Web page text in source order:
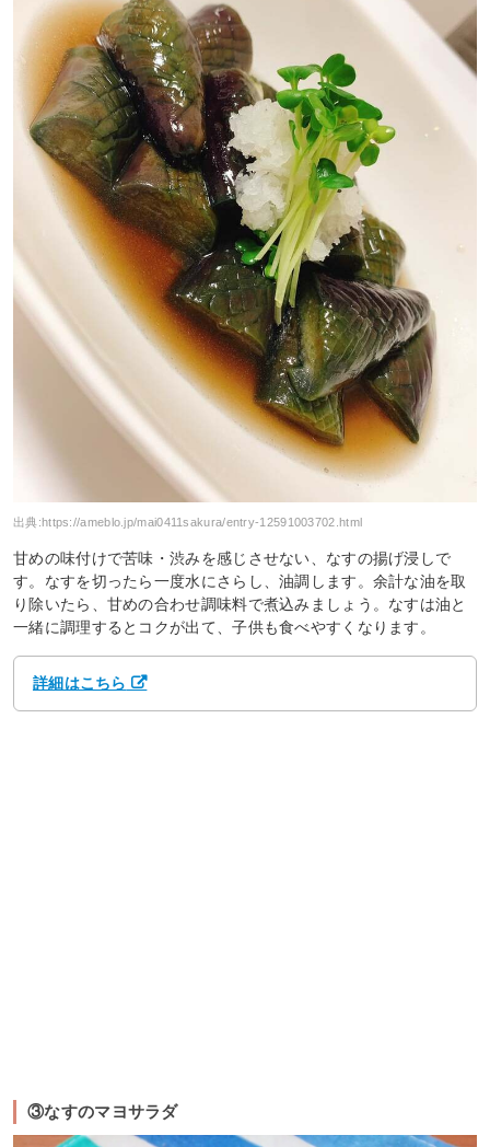
出典:https://ameblo.jp/mai0411sakura/entry-12591003702.html
甘めの味付けで苦味・渋みを感じさせない、なすの揚げ浸しで
す。なすを切ったら一度水にさらし、油調します。余計な油を取
り除いたら、甘めの合わせ調味料で煮込みましょう。なすは油と
一緒に調理するとコクが出て、子供も食べやすくなります。
詳細はこちら
③なすのマヨサラダ